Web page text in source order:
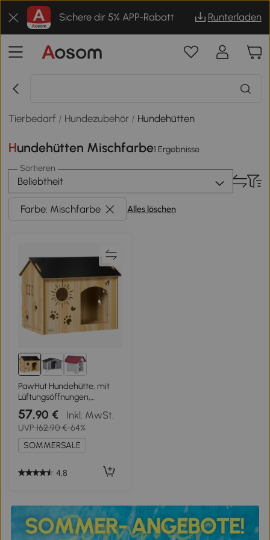
Sichere dir 5% APP-Rabatt Runterladen
Tierbedarf / Hundezubehör / Hundehütten
Hundehütten Mischfarbe1 Ergebnisse
Sortieren
Beliebtheit
Farbe: Mischfarbe Alles löschen
PawHut Hundehütte, mit
Lüftungsöffnungen,
wetterfest, Holzmaterial,
Schwarz+Holzfarbe, 69 x
50 x 58,5 cm
57,90 € Inkl. MwSt.
UVP162,90 €-64%
SOMMERSALE
4,8